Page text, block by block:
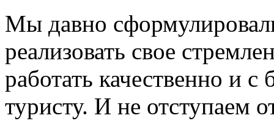
Мы давно
реализовать свое
работать качественно и
туристу. И не отступаем